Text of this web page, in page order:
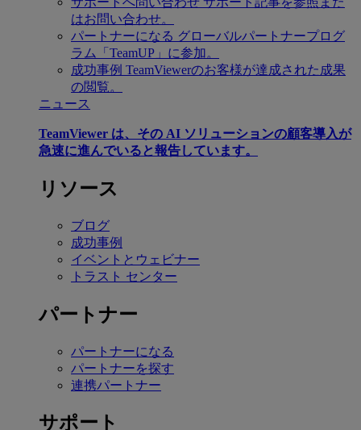
はお問い合わせ。
パートナーになる グローバルパートナープログ
ラム「TeamUP」に参加。
成功事例 TeamViewerのお客様が達成された成果
の閲覧。
ニュース
TeamViewer は、その AI ソリューションの顧客導入が
急速に進んでいると報告しています。
リソース
ブログ
成功事例
イベントとウェビナー
トラスト センター
パートナー
パートナーになる
パートナーを探す
連携パートナー
サポート